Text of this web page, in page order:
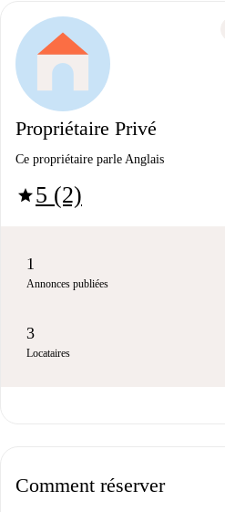
Propriétaire Privé
Ce propriétaire parle Anglais
star5 (2)
1
Annonces publiées
3
Locataires
Comment réserver